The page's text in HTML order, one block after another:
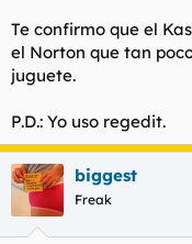
Te confirmo que el
el Norton que tan
juguete.
P.D.: Yo uso regedit.
biggest
Freak